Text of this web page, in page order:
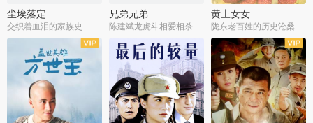
尘埃落定
交织着血泪的家族史
兄弟兄弟
陈建斌龙虎斗相爱相杀
黄土女女
陇东老百姓的历史沧桑
全36集
全28集 全44集